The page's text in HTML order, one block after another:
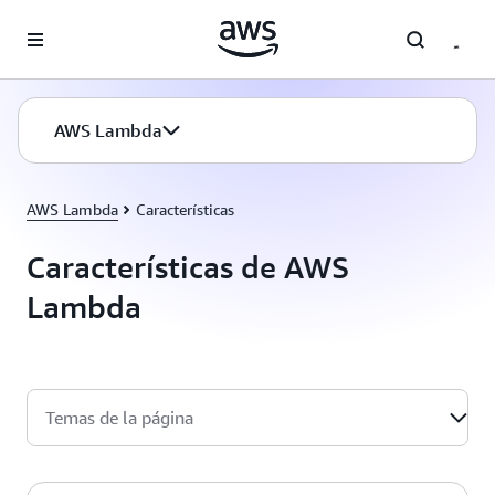
AWS Lambda
AWS Lambda Características
Características de AWS
Lambda
Temas de la página